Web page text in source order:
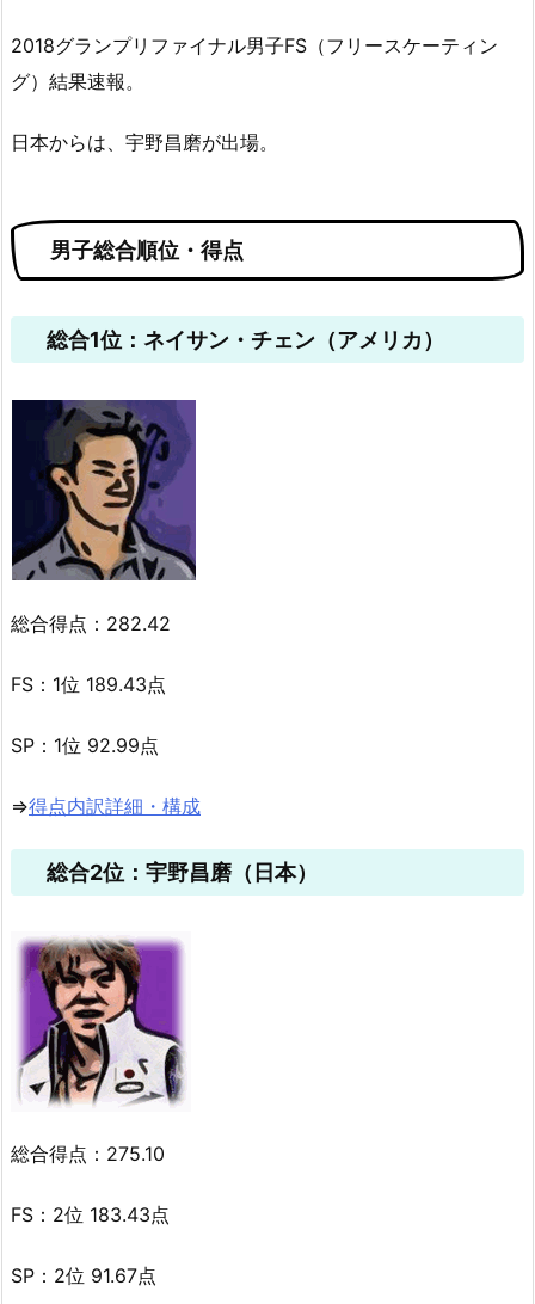
2018グランプリファイナル男子FS（フリースケーティン
グ）結果速報。
日本からは、宇野昌磨が出場。
男子総合順位・得点
総合1位：ネイサン・チェン（アメリカ）
総合得点：282.42
FS：1位 189.43点
SP：1位 92.99点
⇒得点内訳詳細・構成
総合2位：宇野昌磨（日本）
総合得点：275.10
FS：2位 183.43点
SP：2位 91.67点